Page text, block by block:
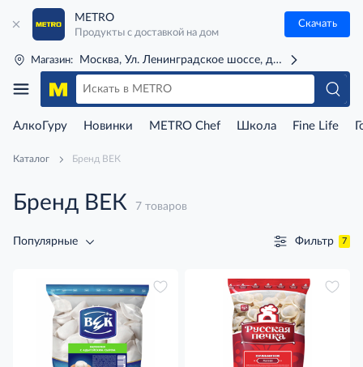
METRO
Продукты с доставкой на дом
Скачать
Магазин: Москва, Ул. Ленинградское шоссе, д. 71Г (м. Речной
АлкоГуру Новинки METRO Chef Школа Fine Life
Каталог Бренд ВЕК
Бренд ВЕК 7 товаров
Популярные Фильтр 7